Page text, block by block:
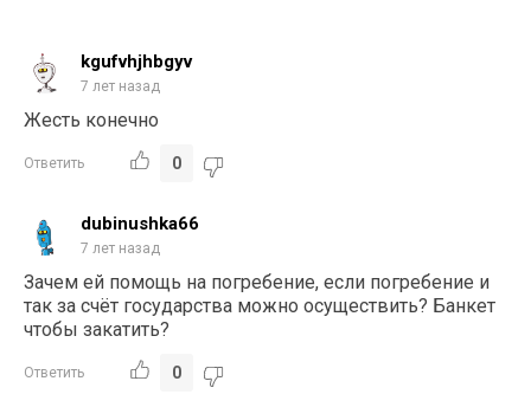
kgufvhjhbgyv
7 лет назад
Жесть конечно
Ответить 0
dubinushka66
7 лет назад
Зачем ей помощь на погребение, если погребение и
так за счёт государства можно осуществить? Банкет
чтобы закатить?
Ответить 0